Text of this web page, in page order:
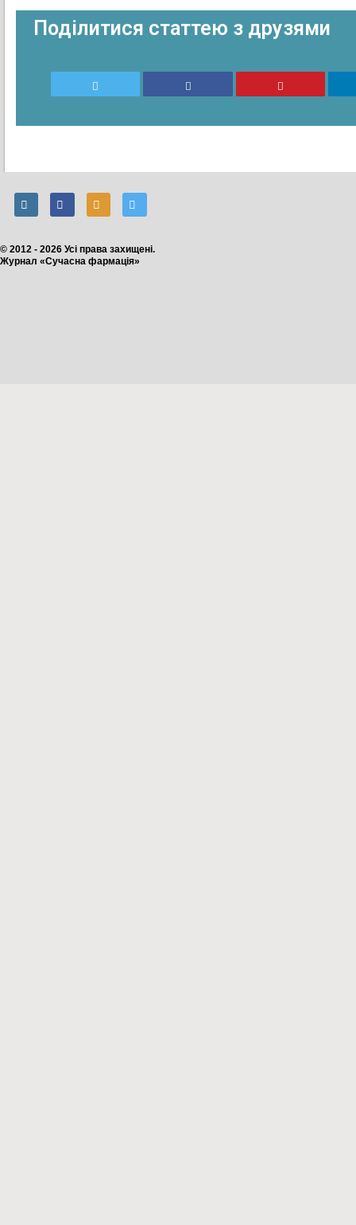
Поділитися статтею з друзями
© 2012 - 2026 Усі права захищені.
Журнал «Сучасна фармація»